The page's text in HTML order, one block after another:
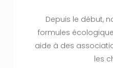
Depuis le début,
formules
aide à des
les